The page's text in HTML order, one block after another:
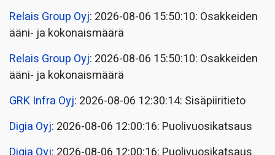
Relais Group Oyj: 2026-08-06 15:50:10: Osakkeiden
ääni- ja kokonaismäärä
Relais Group Oyj: 2026-08-06 15:50:10: Osakkeiden
ääni- ja kokonaismäärä
GRK Infra Oyj: 2026-08-06 12:30:14: Sisäpiiritieto
Digia Oyj: 2026-08-06 12:00:16: Puolivuosikatsaus